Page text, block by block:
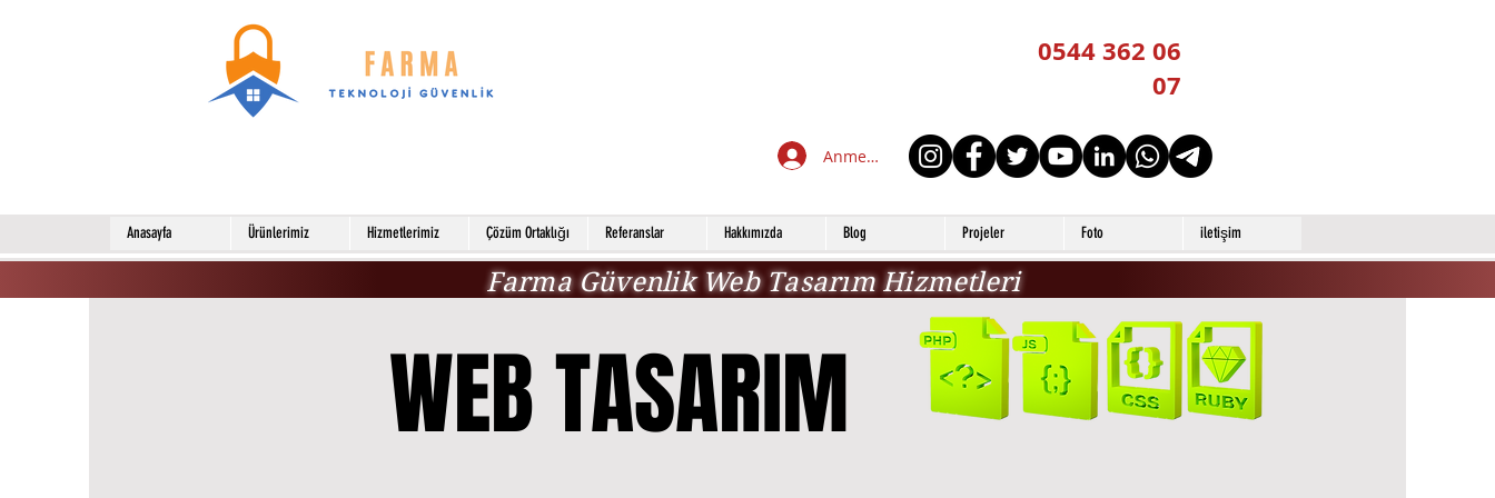
0544 362 06
07
Anmelden
Anasayfa Ürünlerimiz Hizmetlerimiz Çözüm Ortaklığı Referanslar Hakkımızda Blog Projeler Foto iletişim
Farma Güvenlik Web Tasarım Hizmetleri
WEB TASARIM
WEB TASARIM